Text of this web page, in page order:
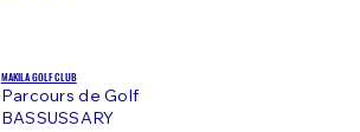
MAKILA GOLF CLUB
Parcours de Golf
BASSUSSARY